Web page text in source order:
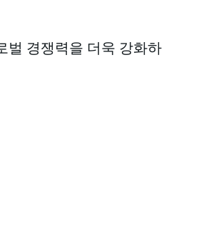
벌 경쟁력을 더욱 강화하